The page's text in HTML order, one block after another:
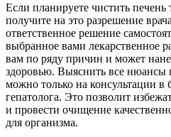
Если планируете чистить печень
получите на это разрешение
ответственное решение
выбранное вами лекарственное
вам по ряду причин и может
здоровью. Выяснить все нюансы
можно только на консультации в
гепатолога. Это позволит
и провести очищение
для организма.